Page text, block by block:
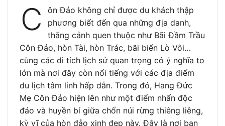
C
ôn Đảo không chỉ được du khách thập
phương biết đến qua những địa danh,
thắng cảnh quen thuộc như Bãi Đầm Trầu
Côn Đảo, hòn Tài, hòn Trác, bãi biển Lò Vôi…
cùng các di tích lịch sử quan trọng có ý nghĩa to
lớn mà nơi đây còn nổi tiếng với các địa điểm
du lịch tâm linh hấp dẫn. Trong đó, Hang Đức
Mẹ Côn Đảo hiện lên như một điểm nhấn độc
đáo và huyền bí giữa chốn núi rừng thiêng liêng,
kỳ vĩ của hòn đảo xinh đẹp này. Đây là nơi bạn